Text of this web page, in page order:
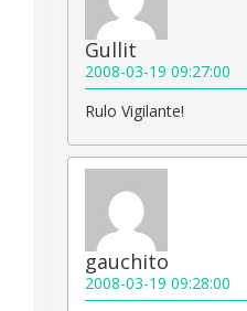
Gullit
2008-03-19 09:27:00
Rulo Vigilante!
gauchito
2008-03-19 09:28:00